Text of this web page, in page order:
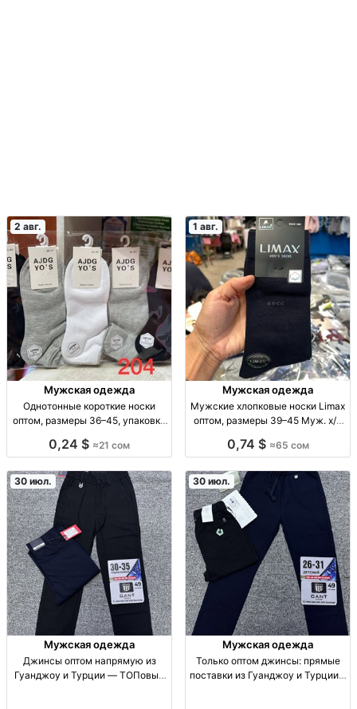
2 авг.
Мужская одежда
Однотонные короткие носки
оптом, размеры 36–45, упаковка
носки оптом, р-р 36–41 и 41–45,
0,24 $ ≈21 сом
1 авг.
Мужская одежда
Мужские хлопковые носки Limax
оптом, размеры 39–45 Муж. х/б
пар, 65 сом.
0,74 $ ≈65 сом
30 июл.
Мужская одежда
Джинсы оптом напрямую из
Гуанджоу и Турции — ТОПовые
30 июл.
Мужская одежда
Только оптом джинсы: прямые
поставки из Гуанджоу и Турции •